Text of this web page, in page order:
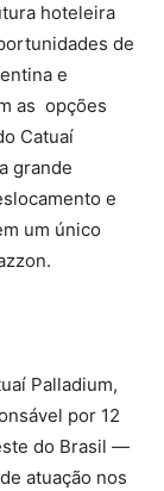
hoteleira
de
e
as opções
Catuaí
grande
e
um único
Palladium,
por 12
do Brasil —
atuação nos